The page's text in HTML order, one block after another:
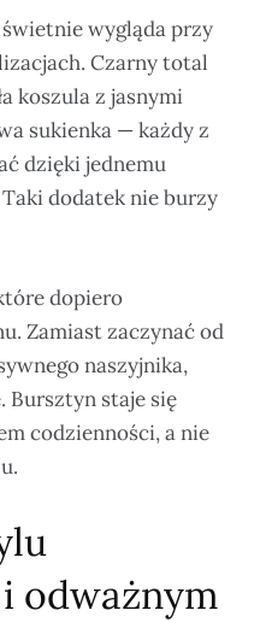
wygląda przy
Czarny total
koszula z jasnymi
sukienka — każdy z
dzięki jednemu
dodatek nie burzy
dopiero
Zamiast zaczynać od
naszyjnika,
Bursztyn staje się
codzienności, a nie
odważnym